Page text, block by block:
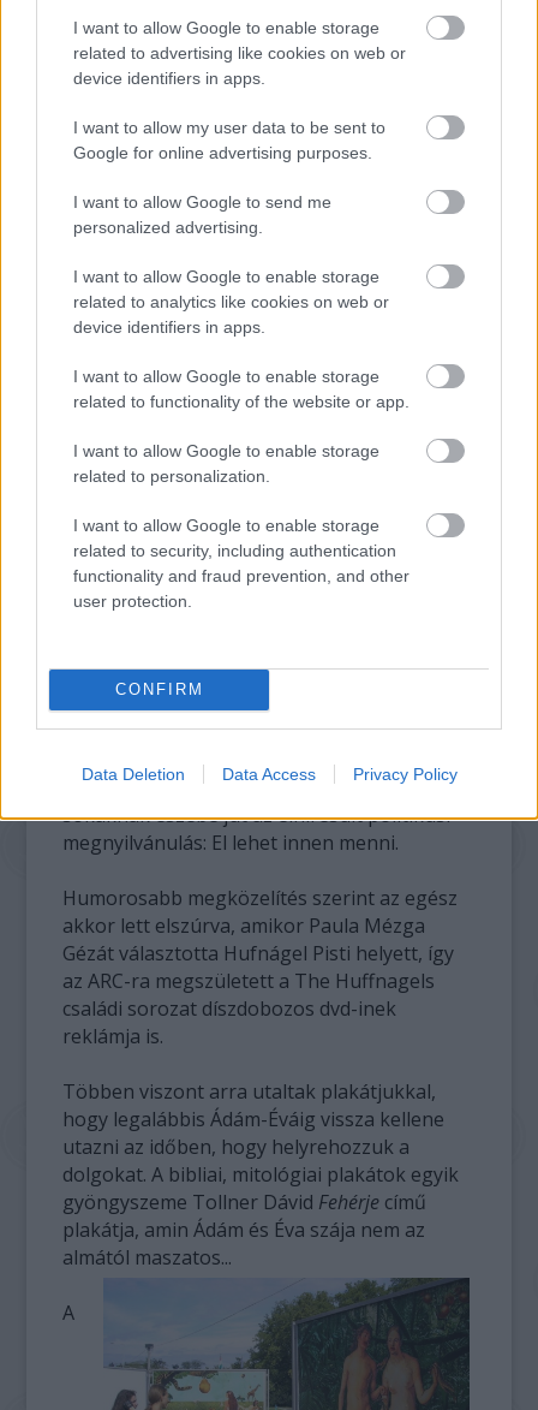
I want to allow Google to enable storage
related to advertising like cookies on web or
device identifiers in apps.
I want to allow my user data to be sent to
Google for online advertising purposes.
I want to allow Google to send me
personalized advertising.
I want to allow Google to enable storage
related to analytics like cookies on web or
device identifiers in apps.
I want to allow Google to enable storage
related to functionality of the website or app.
I want to allow Google to enable storage
related to personalization.
I want to allow Google to enable storage
related to security, including authentication
functionality and fraud prevention, and other
user protection.
CONFIRM
Data Deletion Data Access Privacy Policy
Sok a restart szó informatikai
jelentéstartalmát kihasználó plakát,
melyeken a számítógépes operációs
rendszerek párbeszédablakaiból ismerős
üzenetet közvetítenek: a teljes rendszert újra
kellene indítani. Csak hát nem tudni, melyik
totálisan...
Szilágyi Sándor Na csá! című plakátján
Pesszimistábbak szerint országhatáron belül
az újratervezés lehetetlen,
Az új honfoglalás
és aNa, csá! plakátokról gondolom majd
sokaknak eszébe jut az elhíresült politikusi
megnyilvánulás: El lehet innen menni.
Humorosabb megközelítés szerint az egész
akkor lett elszúrva, amikor Paula Mézga
Gézát választotta Hufnágel Pisti helyett, így
az ARC-ra megszületett a The Huffnagels
családi sorozat díszdobozos dvd-inek
reklámja is.
Többen viszont arra utaltak plakátjukkal,
hogy legalábbis Ádám-Éváig vissza kellene
utazni az időben, hogy helyrehozzuk a
dolgokat. A bibliai, mitológiai plakátok egyik
gyöngyszeme Tollner Dávid Fehérje című
plakátja, amin Ádám és Éva szája nem az
almától maszatos...
A